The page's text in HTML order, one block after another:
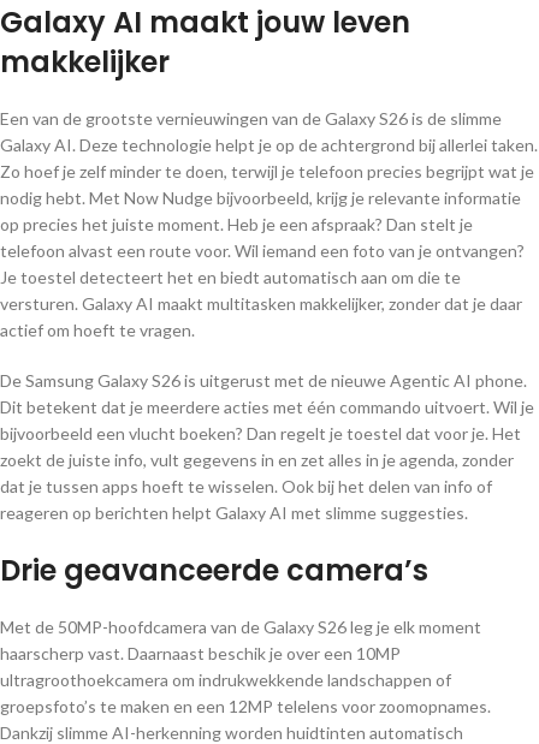
Galaxy AI maakt jouw leven
makkelijker
Een van de grootste vernieuwingen van de Galaxy S26 is de slimme
Galaxy AI. Deze technologie helpt je op de achtergrond bij allerlei taken.
Zo hoef je zelf minder te doen, terwijl je telefoon precies begrijpt wat je
nodig hebt. Met Now Nudge bijvoorbeeld, krijg je relevante informatie
op precies het juiste moment. Heb je een afspraak? Dan stelt je
telefoon alvast een route voor. Wil iemand een foto van je ontvangen?
Je toestel detecteert het en biedt automatisch aan om die te
versturen. Galaxy AI maakt multitasken makkelijker, zonder dat je daar
actief om hoeft te vragen.
De Samsung Galaxy S26 is uitgerust met de nieuwe Agentic AI phone.
Dit betekent dat je meerdere acties met één commando uitvoert. Wil je
bijvoorbeeld een vlucht boeken? Dan regelt je toestel dat voor je. Het
zoekt de juiste info, vult gegevens in en zet alles in je agenda, zonder
dat je tussen apps hoeft te wisselen. Ook bij het delen van info of
reageren op berichten helpt Galaxy AI met slimme suggesties.
Drie geavanceerde camera’s
Met de 50MP-hoofdcamera van de Galaxy S26 leg je elk moment
haarscherp vast. Daarnaast beschik je over een 10MP
ultragroothoekcamera om indrukwekkende landschappen of
groepsfoto’s te maken en een 12MP telelens voor zoomopnames.
Dankzij slimme AI-herkenning worden huidtinten automatisch